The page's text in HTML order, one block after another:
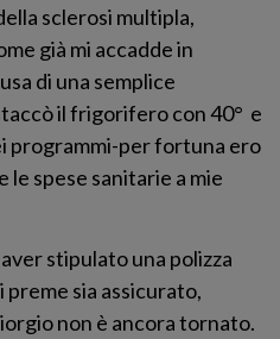
sclerosi multipla,
già mi accadde in
di una semplice
il frigorifero con 40° e
programmi-per fortuna ero
spese sanitarie a mie
stipulato una polizza
preme sia assicurato,
non è ancora tornato.